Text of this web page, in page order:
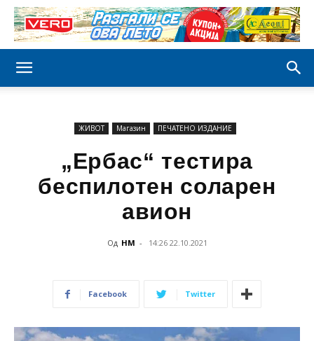
ЖИВОТ Магазин ПЕЧАТЕНО ИЗДАНИЕ
„Ербас“ тестира
беспилотен соларен
авион
Од НМ - 14:26 22.10.2021
Facebook Twitter